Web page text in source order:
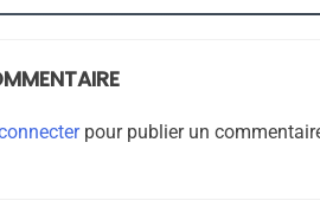
pour publier un